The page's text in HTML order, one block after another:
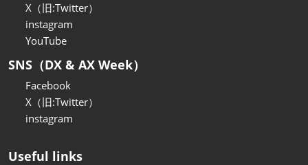
X（旧:Twitter）
instagram
YouTube
SNS（DX & AX Week）
Facebook
X（旧:Twitter）
instagram
Useful links